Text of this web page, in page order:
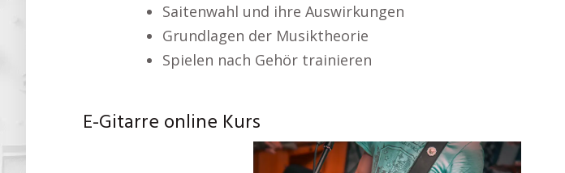
Saitenwahl und ihre Auswirkungen
Grundlagen der Musiktheorie
Spielen nach Gehör trainieren
E-Gitarre online Kurs